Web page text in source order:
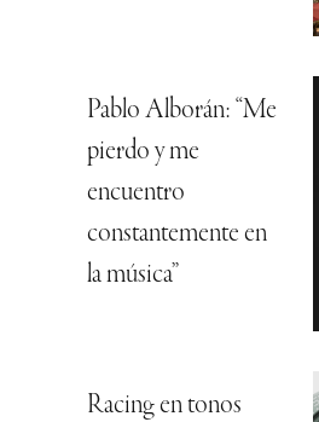
Pablo Alborán: “Me
pierdo y me
encuentro
constantemente en
la música”
Racing en tonos